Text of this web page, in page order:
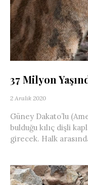
37 Milyon
2 Aralık 2020
Güney Dakato’lu
bulduğu kılıç dişli
girecek. Halk